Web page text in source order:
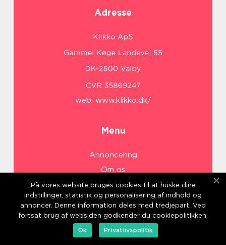
Adresse
web: www.klikko.dk/
Menu
Annoncering
Om os
Cookies
Kontakt os
Sitemap
På vores website bruges cookies til at huske dine
indstillinger, statistik og personalisering af indhold og
annoncer. Denne information deles med tredjepart. Ved
fortsat brug af websiden godkender du cookiepolitikken.
Ok
Privatlivspolitik